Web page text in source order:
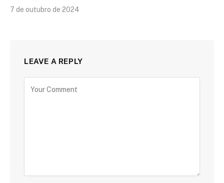
7 de outubro de 2024
LEAVE A REPLY